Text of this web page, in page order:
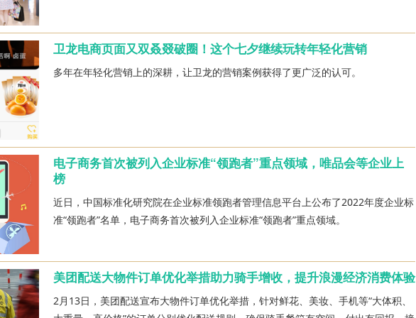
卫龙电商页面又双叒叕破圈！这个七夕继续玩转年轻化营销
多年在年轻化营销上的深耕，让卫龙的营销案例获得了更广泛的认可。
电子商务首次被列入企业标准“领跑者”重点领域，唯品会等企业上
榜
近日，中国标准化研究院在企业标准领跑者管理信息平台上公布了2022年度企业标
准“领跑者”名单，电子商务首次被列入企业标准“领跑者”重点领域。
美团配送大物件订单优化举措助力骑手增收，提升浪漫经济消费体验
2月13日，美团配送宣布大物件订单优化举措，针对鲜花、美妆、手机等“大体积、